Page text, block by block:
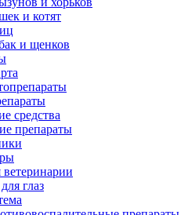
и котят
и щенков
средства
препараты
глаз